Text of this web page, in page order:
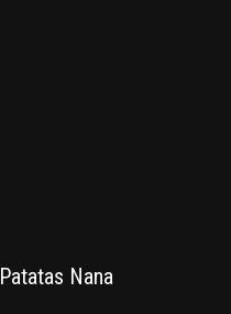
Patatas Nana